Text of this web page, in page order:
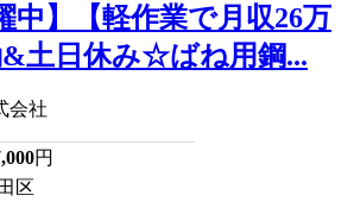
中】【軽作業で月収26万
&土日休み☆ばね用鋼...
会社
円
区